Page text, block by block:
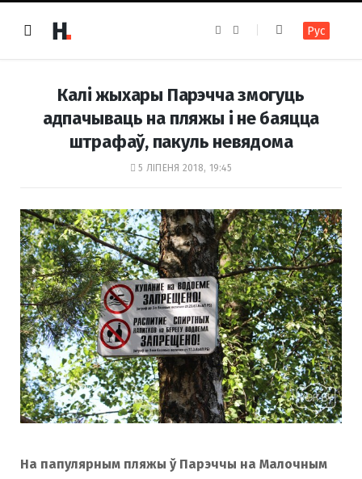
e
o
k
t
r
a
m
Рус
Калі жыхары Парэчча змогуць
адпачываць на пляжы і не баяцца
штрафаў, пакуль невядома
5 ЛІПЕНЯ 2018, 19:45
На папулярным пляжы ў Парэччы на Малочным